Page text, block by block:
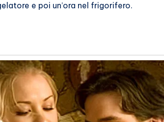
e poi un’ora nel frigorifero.